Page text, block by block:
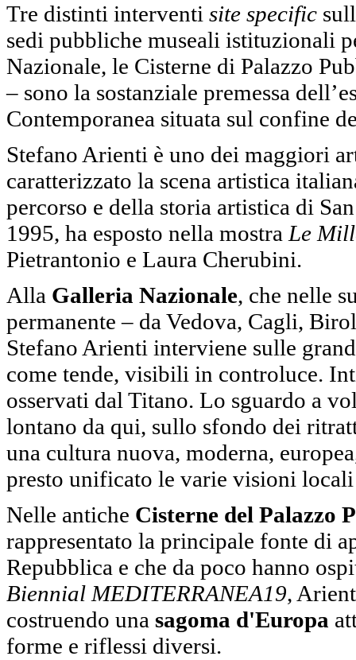
Tre distinti interventi site specific
sedi pubbliche museali istituzionali
Nazionale, le Cisterne di Palazzo
– sono la sostanziale premessa
Contemporanea situata sul confine
Stefano Arienti è uno dei maggiori
caratterizzato la scena artistica
percorso e della storia artistica di
1995, ha esposto nella mostra Le
Pietrantonio e Laura Cherubini.
Alla Galleria Nazionale, che nelle
permanente – da Vedova, Cagli,
Stefano Arienti interviene sulle
come tende, visibili in controluce.
osservati dal Titano. Lo sguardo a
lontano da qui, sullo sfondo dei
una cultura nuova, moderna,
presto unificato le varie visioni
Nelle antiche Cisterne del Palazzo
rappresentato la principale fonte di
Repubblica e che da poco hanno
Biennial MEDITERRANEA19,
costruendo una sagoma d'Europa
forme e riflessi diversi.